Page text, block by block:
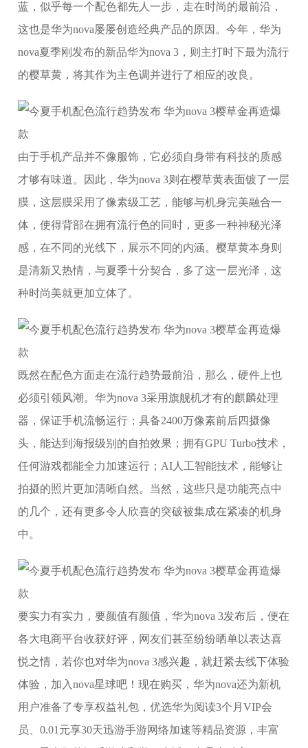
蓝，似乎每一个配色都先人一步，走在时尚的最前沿，
这也是华为nova屡屡创造经典产品的原因。今年，华为
nova夏季刚发布的新品华为nova 3，则主打时下最为流行
的樱草黄，将其作为主色调并进行了相应的改良。
由于手机产品并不像服饰，它必须自身带有科技的质感
才够有味道。因此，华为nova 3则在樱草黄表面镀了一层
膜，这层膜采用了像素级工艺，能够与机身完美融合一
体，使得背部在拥有流行色的同时，更多一种神秘光泽
感，在不同的光线下，展示不同的内涵。樱草黄本身则
是清新又热情，与夏季十分契合，多了这一层光泽，这
种时尚美就更加立体了。
既然在配色方面走在流行趋势最前沿，那么，硬件上也
必须引领风潮。华为nova 3采用旗舰机才有的麒麟处理
器，保证手机流畅运行；具备2400万像素前后四摄像
头，能达到海报级别的自拍效果；拥有GPU Turbo技术，
任何游戏都能全力加速运行；AI人工智能技术，能够让
拍摄的照片更加清晰自然。当然，这些只是功能亮点中
的几个，还有更多令人欣喜的突破被集成在紧凑的机身
中。
要实力有实力，要颜值有颜值，华为nova 3发布后，便在
各大电商平台收获好评，网友们甚至纷纷晒单以表达喜
悦之情，若你也对华为nova 3感兴趣，就赶紧去线下体验
体验，加入nova星球吧！现在购买，华为nova还为新机
用户准备了专享权益礼包，优选华为阅读3个月VIP会
员、0.01元享30天迅游手游网络加速等精品资源，丰富